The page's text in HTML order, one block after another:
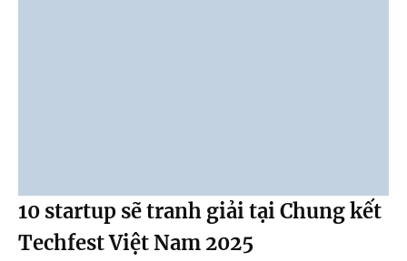
10 startup sẽ tranh giải tại Chung kết
Techfest Việt Nam 2025